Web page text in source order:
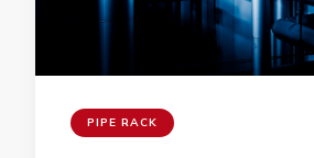
PIPE RACK